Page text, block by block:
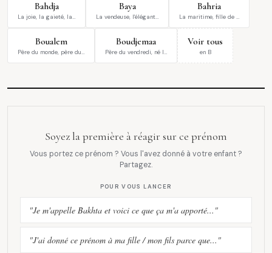
Bahdja
La joie, la gaieté, la…
Baya
La vendeuse, l'élégant…
Bahria
La maritime, fille de …
Boualem
Père du monde, père du…
Boudjemaa
Père du vendredi, né l…
Voir tous
en B
Soyez la première à réagir sur ce prénom
Vous portez ce prénom ? Vous l'avez donné à votre enfant ?
Partagez.
POUR VOUS LANCER
"Je m'appelle Bakhta et voici ce que ça m'a apporté..."
"J'ai donné ce prénom à ma fille / mon fils parce que..."